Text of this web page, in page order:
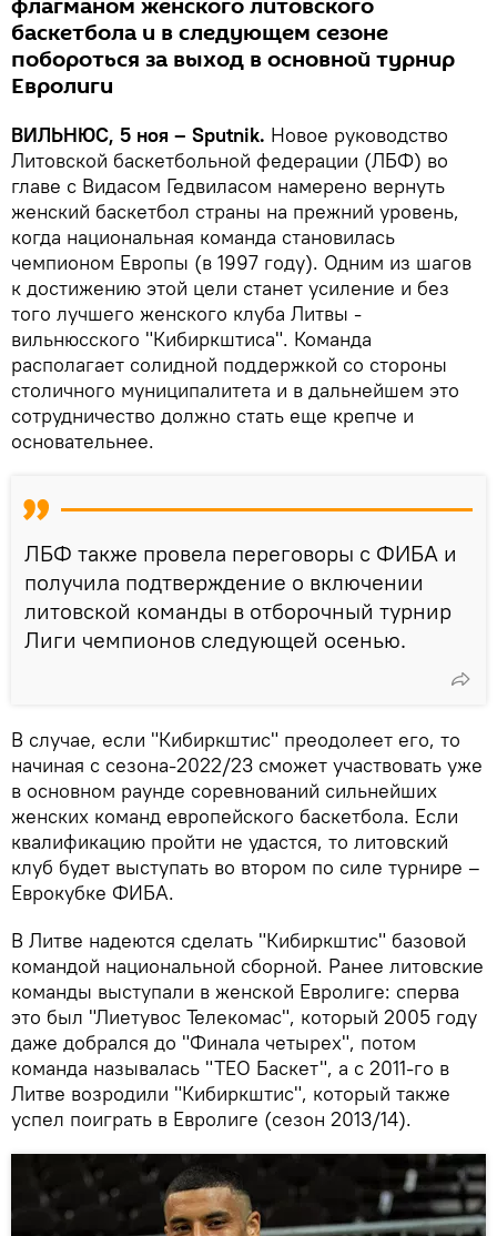
флагманом женского литовского
баскетбола и в следующем сезоне
побороться за выход в основной турнир
Евролиги
ВИЛЬНЮС, 5 ноя – Sputnik. Новое руководство
Литовской баскетбольной федерации (ЛБФ) во
главе с Видасом Гедвиласом намерено вернуть
женский баскетбол страны на прежний уровень,
когда национальная команда становилась
чемпионом Европы (в 1997 году). Одним из шагов
к достижению этой цели станет усиление и без
того лучшего женского клуба Литвы -
вильнюсского "Кибиркштиса". Команда
располагает солидной поддержкой со стороны
столичного муниципалитета и в дальнейшем это
сотрудничество должно стать еще крепче и
основательнее.
ЛБФ также провела переговоры с ФИБА и
получила подтверждение о включении
литовской команды в отборочный турнир
Лиги чемпионов следующей осенью.
В случае, если "Кибиркштис" преодолеет его, то
начиная с сезона-2022/23 сможет участвовать уже
в основном раунде соревнований сильнейших
женских команд европейского баскетбола. Если
квалификацию пройти не удастся, то литовский
клуб будет выступать во втором по силе турнире –
Еврокубке ФИБА.
В Литве надеются сделать "Кибиркштис" базовой
командой национальной сборной. Ранее литовские
команды выступали в женской Евролиге: сперва
это был "Лиетувос Телекомас", который 2005 году
даже добрался до "Финала четырех", потом
команда называлась "ТЕО Баскет", а с 2011-го в
Литве возродили "Кибиркштис", который также
успел поиграть в Евролиге (сезон 2013/14).